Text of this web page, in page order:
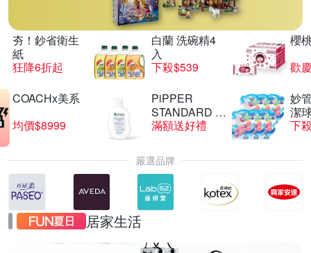
夯！鈔省衛生
紙
狂降6折起
白蘭 洗碗精4
入
下殺$539
櫻
歡
COACHx美系
均價$8999
PiPPER
STANDARD 沛
柏
滿額送好禮
妙
潔
下
嚴選品牌
居家生活